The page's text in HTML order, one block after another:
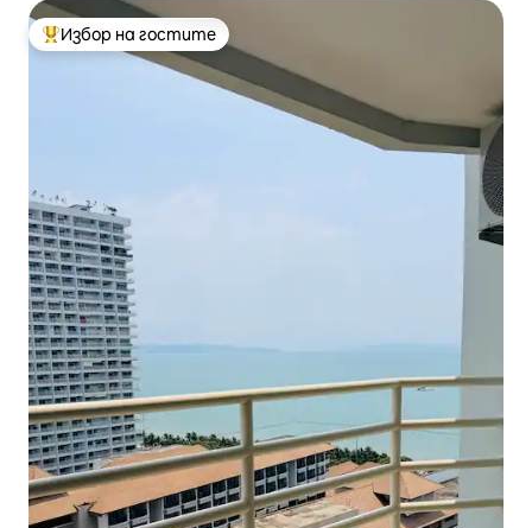
Най-популярен избор на гостите
Избор на гостите